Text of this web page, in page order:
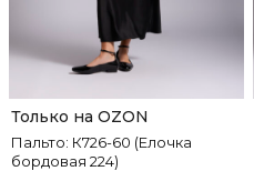
Пальто: К726-60 (Елочка
бордовая 224)
Только на OZON